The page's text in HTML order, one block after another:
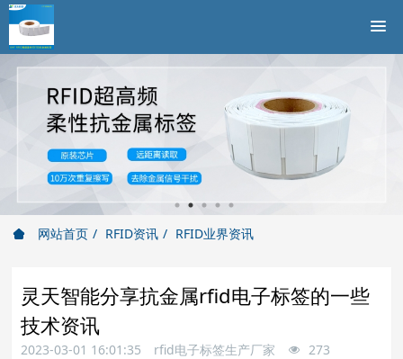
网站首页 RFID资讯 RFID业界资讯
灵天智能分享抗金属rfid电子标签的一些
技术资讯
2023-03-01 16:01:35 rfid电子标签生产厂家 273